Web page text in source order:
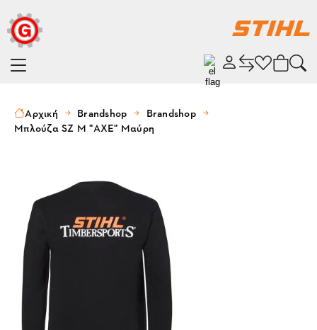
Αρχική Brandshop
Brandshop
Μπλούζα SZ M "AXE" Μαύρη